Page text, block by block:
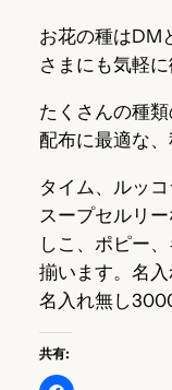
お花の種はDM
さまにも気軽に
たくさんの種
配布に最適な、
タイム、ルッ
スープセルリ
しこ、ポピー
揃います。 名
名入れ無し
共有: